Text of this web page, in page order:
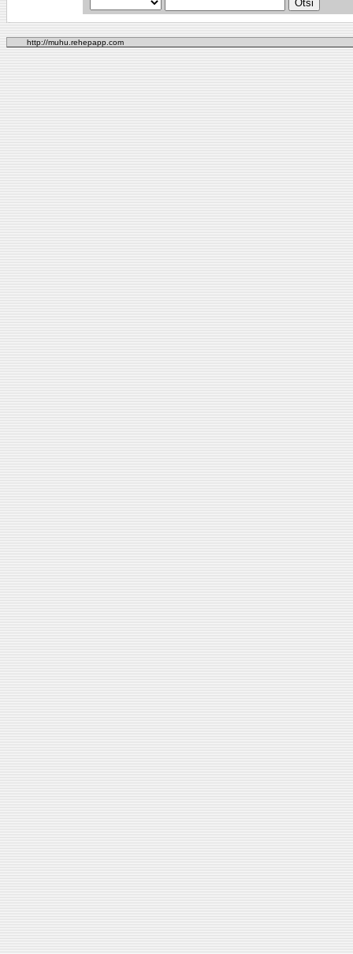
http://muhu.rehepapp.com